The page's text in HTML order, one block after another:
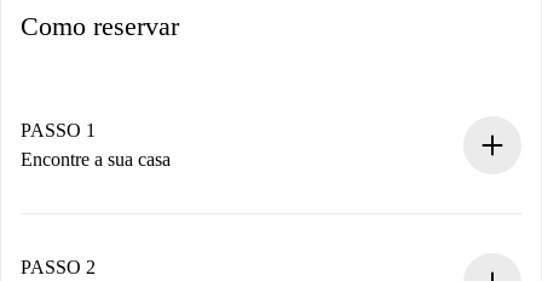
Como reservar
PASSO 1
Encontre a sua casa
Você tem todas as informações necessárias
PASSO 2